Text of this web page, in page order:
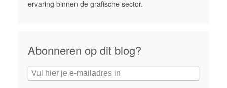
ervaring binnen de grafische sector.
Abonneren op dit blog?